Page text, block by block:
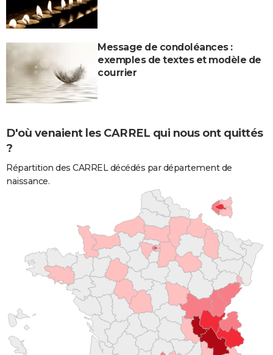
Message de condoléances :
exemples de textes et modèle de
courrier
D'où venaient les CARREL qui nous ont quittés
?
Répartition des CARREL décédés par département de
naissance.